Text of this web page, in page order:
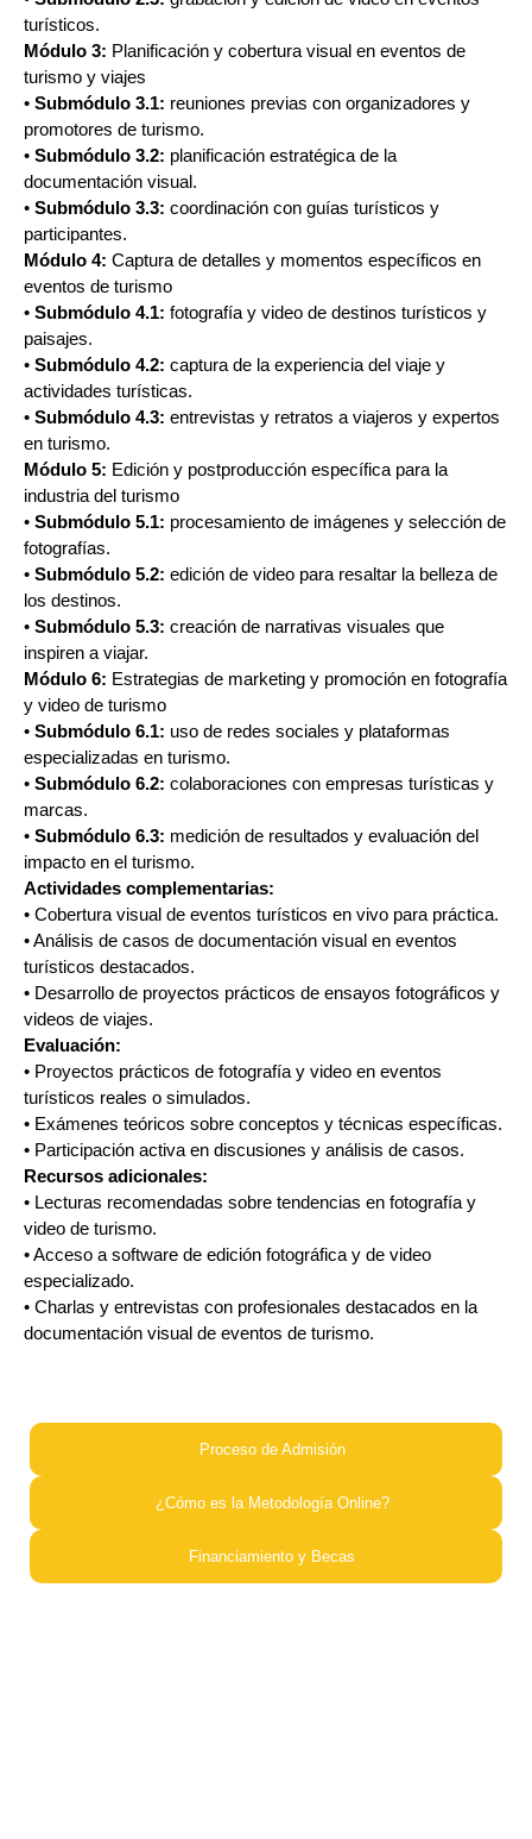
turísticos.
Módulo 3: Planificación y cobertura visual en eventos de
turismo y viajes
• Submódulo 3.1: reuniones previas con organizadores y
promotores de turismo.
• Submódulo 3.2: planificación estratégica de la
documentación visual.
• Submódulo 3.3: coordinación con guías turísticos y
participantes.
Módulo 4: Captura de detalles y momentos específicos en
eventos de turismo
• Submódulo 4.1: fotografía y video de destinos turísticos y
paisajes.
• Submódulo 4.2: captura de la experiencia del viaje y
actividades turísticas.
• Submódulo 4.3: entrevistas y retratos a viajeros y expertos
en turismo.
Módulo 5: Edición y postproducción específica para la
industria del turismo
• Submódulo 5.1: procesamiento de imágenes y selección de
fotografías.
• Submódulo 5.2: edición de video para resaltar la belleza de
los destinos.
• Submódulo 5.3: creación de narrativas visuales que
inspiren a viajar.
Módulo 6: Estrategias de marketing y promoción en fotografía
y video de turismo
• Submódulo 6.1: uso de redes sociales y plataformas
especializadas en turismo.
• Submódulo 6.2: colaboraciones con empresas turísticas y
marcas.
• Submódulo 6.3: medición de resultados y evaluación del
impacto en el turismo.
Actividades complementarias:
• Cobertura visual de eventos turísticos en vivo para práctica.
• Análisis de casos de documentación visual en eventos
turísticos destacados.
• Desarrollo de proyectos prácticos de ensayos fotográficos y
videos de viajes.
Evaluación:
• Proyectos prácticos de fotografía y video en eventos
turísticos reales o simulados.
• Exámenes teóricos sobre conceptos y técnicas específicas.
• Participación activa en discusiones y análisis de casos.
Recursos adicionales:
• Lecturas recomendadas sobre tendencias en fotografía y
video de turismo.
• Acceso a software de edición fotográfica y de video
especializado.
• Charlas y entrevistas con profesionales destacados en la
documentación visual de eventos de turismo.
Proceso de Admisión​
¿Cómo es la Metodología Online?​
Financiamiento y Becas​